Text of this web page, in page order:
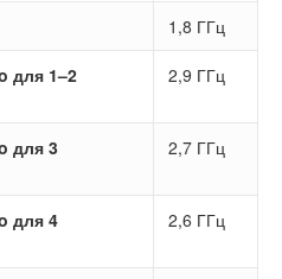
1,8 ГГц
для 1–2
2,9 ГГц
для 3
2,7 ГГц
для 4
2,6 ГГц